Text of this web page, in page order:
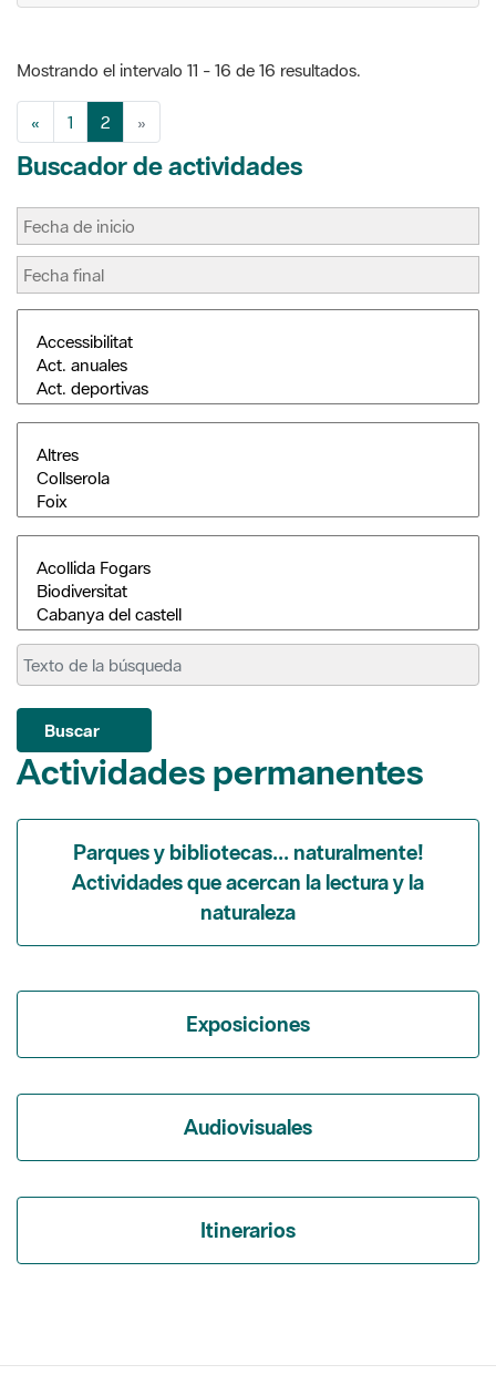
Mostrando el intervalo 11 - 16 de 16 resultados.
« 1 2 »
Buscador de actividades
Buscar
Actividades permanentes
Parques y bibliotecas... naturalmente!
Actividades que acercan la lectura y la
naturaleza
Exposiciones
Audiovisuales
Itinerarios